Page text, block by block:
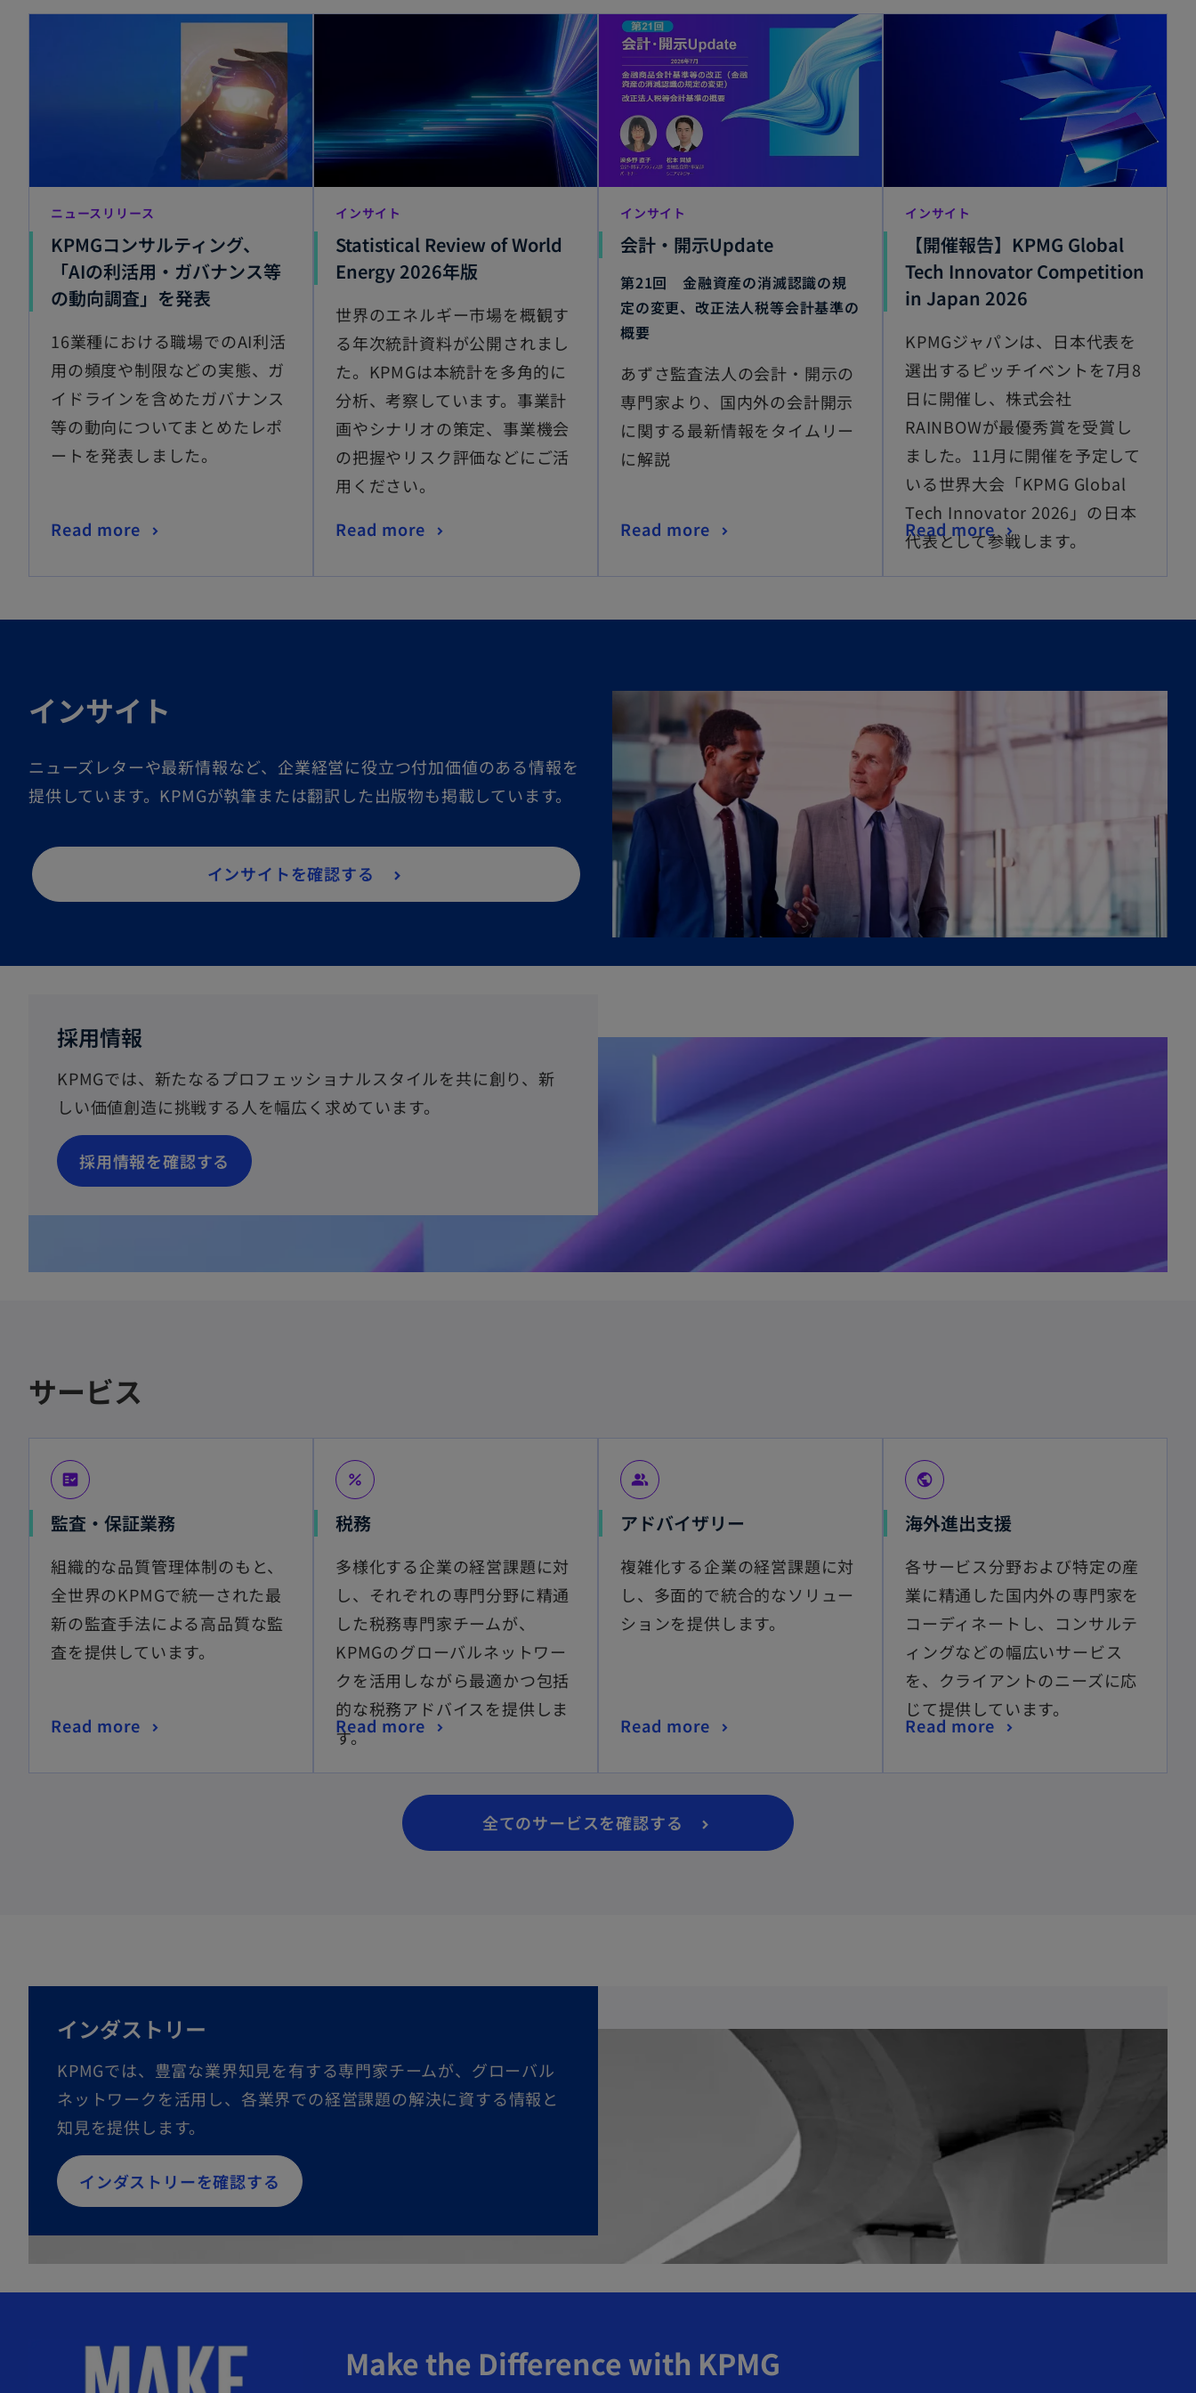
ニュースリリース
KPMGコンサルティング、
「AIの利活用・ガバナンス等
の動向調査」を発表
い
タ
ブ
で
16業種における職場でのAI利活
用の頻度や制限などの実態、ガ
イドラインを含めたガバナンス
等の動向についてまとめたレポ
ートを発表しました。
Read more
い
新しいタブで開く
インサイト
Statistical Review of World
Energy 2026年版
世界のエネルギー市場を概観す
る年次統計資料が公開されまし
た。KPMGは本統計を多角的に
分析、考察しています。事業計
画やシナリオの策定、事業機会
の把握やリスク評価などにご活
用ください。
Read more
インサイト
会計・開示Update
第21回 金融資産の消滅認識の規
定の変更、改正法人税等会計基準の
概要
あずさ監査法人の会計・開示の
専門家より、国内外の会計開示
に関する最新情報をタイムリー
に解説
Read more
インサイト
【開催報告】KPMG Global
Tech Innovator Competition
in Japan 2026
KPMGジャパンは、日本代表を
選出するピッチイベントを7月8
日に開催し、株式会社
RAINBOWが最優秀賞を受賞し
ました。11月に開催を予定して
いる世界大会「KPMG Global
Tech Innovator 2026」の日本
代表として参戦します。
Read more
インサイト
ニューズレターや最新情報など、企業経営に役立つ付加価値のある情報を
提供しています。KPMGが執筆または翻訳した出版物も掲載しています。
インサイトを確認する
採用情報
KPMGでは、新たなるプロフェッショナルスタイルを共に創り、新
しい価値創造に挑戦する人を幅広く求めています。
採用情報を確認する
サービス
fact_check
監査・保証業務
組織的な品質管理体制のもと、
全世界のKPMGで統一された最
新の監査手法による高品質な監
査を提供しています。
Read more
percent
税務
多様化する企業の経営課題に対
し、それぞれの専門分野に精通
した税務専門家チームが、
KPMGのグローバルネットワー
クを活用しながら最適かつ包括
的な税務アドバイスを提供しま
す。
Read more
people_alt
アドバイザリー
複雑化する企業の経営課題に対
し、多面的で統合的なソリュー
ションを提供します。
Read more
public
海外進出支援
各サービス分野および特定の産
業に精通した国内外の専門家を
コーディネートし、コンサルテ
ィングなどの幅広いサービス
を、クライアントのニーズに応
じて提供しています。
Read more
全てのサービスを確認する
インダストリー
KPMGでは、豊富な業界知見を有する専門家チームが、グローバル
ネットワークを活用し、各業界での経営課題の解決に資する情報と
知見を提供します。
インダストリーを確認する
Make the Difference with KPMG